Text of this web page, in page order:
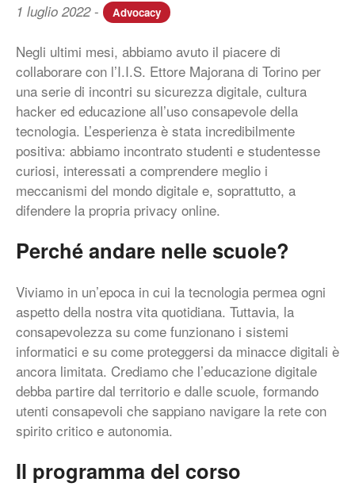
1 luglio 2022- Advocacy
Negli ultimi mesi, abbiamo avuto il piacere di
collaborare con l’I.I.S. Ettore Majorana di Torino per
una serie di incontri su sicurezza digitale, cultura
hacker ed educazione all’uso consapevole della
tecnologia. L’esperienza è stata incredibilmente
positiva: abbiamo incontrato studenti e studentesse
curiosi, interessati a comprendere meglio i
meccanismi del mondo digitale e, soprattutto, a
difendere la propria privacy online.
Perché andare nelle scuole?
Viviamo in un’epoca in cui la tecnologia permea ogni
aspetto della nostra vita quotidiana. Tuttavia, la
consapevolezza su come funzionano i sistemi
informatici e su come proteggersi da minacce digitali è
ancora limitata. Crediamo che l’educazione digitale
debba partire dal territorio e dalle scuole, formando
utenti consapevoli che sappiano navigare la rete con
spirito critico e autonomia.
Il programma del corso